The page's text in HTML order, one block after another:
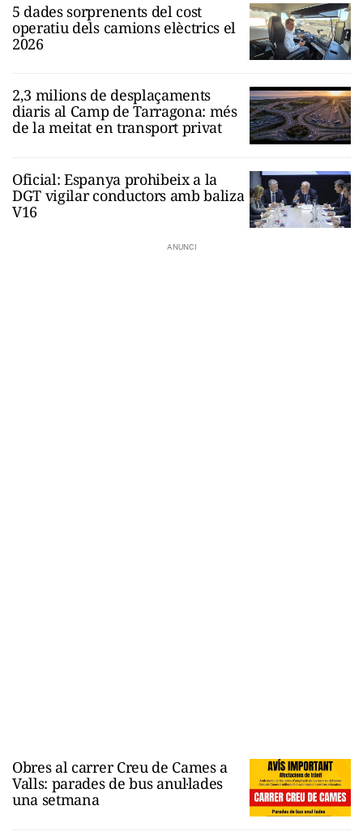
5 dades sorprenents del cost
operatiu dels camions elèctrics el
2026
2,3 milions de desplaçaments
diaris al Camp de Tarragona: més
de la meitat en transport privat
Oficial: Espanya prohibeix a la
DGT vigilar conductors amb baliza
V16
Obres al carrer Creu de Cames a
Valls: parades de bus anul·lades
una setmana